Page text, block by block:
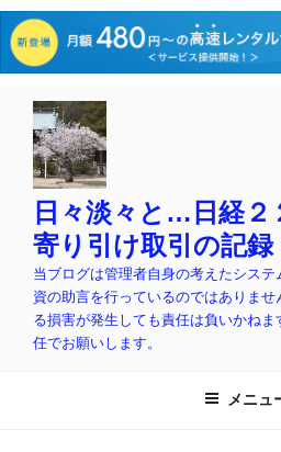
日々淡々と…日経２
寄り引け取引の記録
当ブログは管理者自身の考えたシス
資の助言を行っているのではありま
る損害が発生しても責任は負いかね
任でお願いします。
メニュ